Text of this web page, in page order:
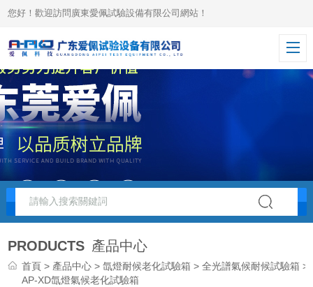
您好！歡迎訪問廣東愛佩試驗設備有限公司網站！
PRODUCTS 產品中心
首頁 > 產品中心 >氙燈耐候老化試驗箱 >全光譜氣候耐候試驗箱 >
AP-XD氙燈氣候老化試驗箱